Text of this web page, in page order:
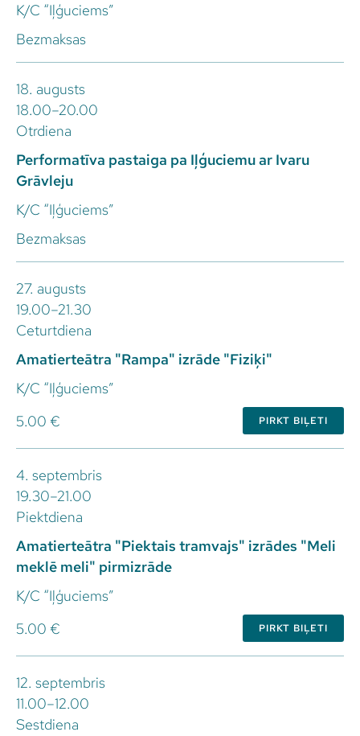
K/C “Iļģuciems”
Bezmaksas
18. augusts
18.00–20.00
Otrdiena
Performatīva pastaiga pa Iļģuciemu ar Ivaru
Grāvleju
K/C “Iļģuciems”
Bezmaksas
27. augusts
19.00–21.30
Ceturtdiena
Amatierteātra "Rampa" izrāde "Fiziķi"
K/C “Iļģuciems”
5.00 €
PIRKT BIĻETI
4. septembris
19.30–21.00
Piektdiena
Amatierteātra "Piektais tramvajs" izrādes "Meli
meklē meli" pirmizrāde
K/C “Iļģuciems”
5.00 €
PIRKT BIĻETI
12. septembris
11.00–12.00
Sestdiena